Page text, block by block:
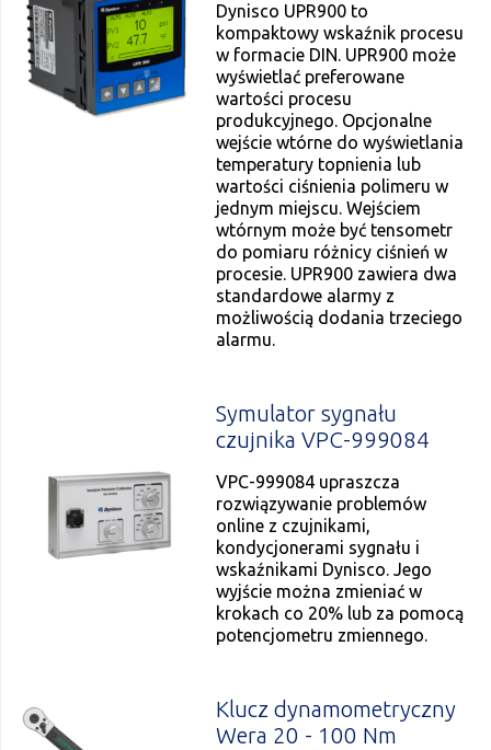
Dynisco UPR900 to
kompaktowy wskaźnik procesu
w formacie DIN. UPR900 może
wyświetlać preferowane
wartości procesu
produkcyjnego. Opcjonalne
wejście wtórne do wyświetlania
temperatury topnienia lub
wartości ciśnienia polimeru w
jednym miejscu. Wejściem
wtórnym może być tensometr
do pomiaru różnicy ciśnień w
procesie. UPR900 zawiera dwa
standardowe alarmy z
możliwością dodania trzeciego
alarmu.
Symulator sygnału
czujnika VPC-999084
VPC-999084 upraszcza
rozwiązywanie problemów
online z czujnikami,
kondycjonerami sygnału i
wskaźnikami Dynisco. Jego
wyjście można zmieniać w
krokach co 20% lub za pomocą
potencjometru zmiennego.
Klucz dynamometryczny
Wera 20 - 100 Nm